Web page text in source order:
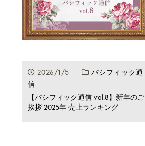
2026/1/5
パシフィック通
信
【パシフィック通信 vol.8】新年のご
挨拶 2025年 売上ランキング